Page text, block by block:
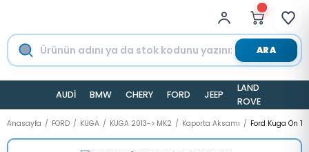
ARA
AUDİ BMW CHERY FORD JEEP
LAND
ROVER
Anasayfa FORD KUGA KUGA 2013-> MK2 Kaporta Aksamı Ford Kuga Ön